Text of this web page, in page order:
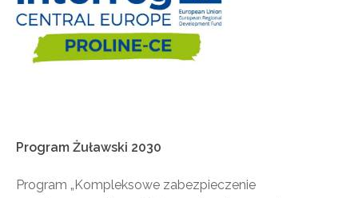
Program Żuławski 2030
Program „Kompleksowe zabezpieczenie